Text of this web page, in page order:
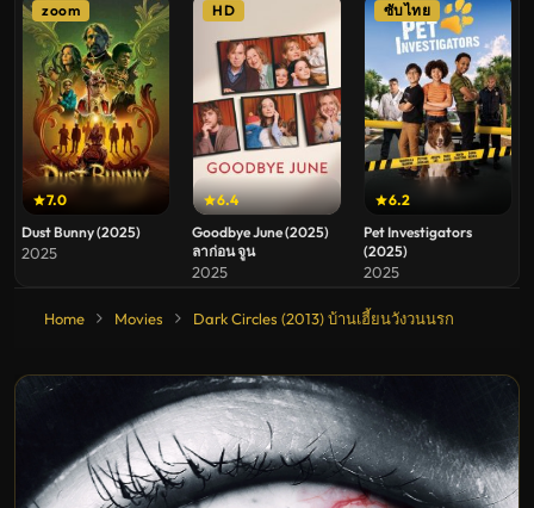
7.0
zoom
Dust Bunny (2025)
2025
6.4
HD
Goodbye June (2025)
ลาก่อน จูน
2025
6.2
ซับไทย
Pet Investigators
(2025)
2025
Home Movies Dark Circles (2013) บ้านเฮี้ยนวังวนนรก